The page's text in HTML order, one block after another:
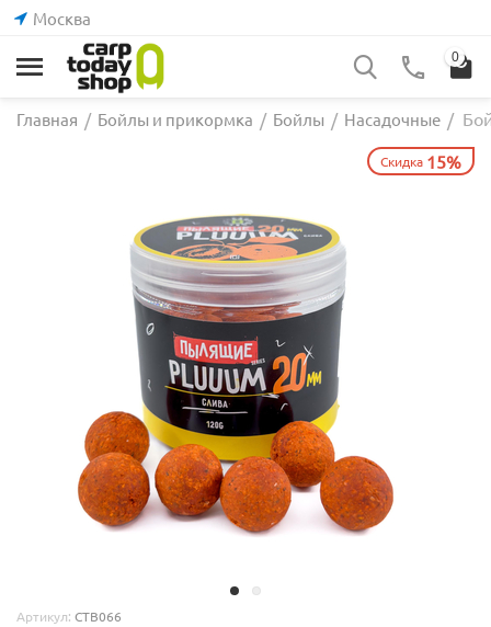
Москва
0
Главная / Бойлы и прикормка / Бойлы / Насадочные /
Скидка 15%
Артикул: CTB066